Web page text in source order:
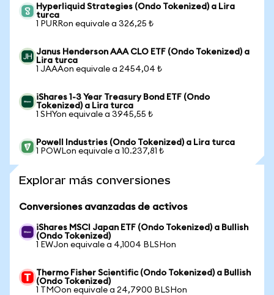
Hyperliquid Strategies (Ondo Tokenized) a Lira
turca
1 PURRon equivale a 326,25 ₺
Janus Henderson AAA CLO ETF (Ondo Tokenized) a
Lira turca
1 JAAAon equivale a 2454,04 ₺
iShares 1-3 Year Treasury Bond ETF (Ondo
Tokenized) a Lira turca
1 SHYon equivale a 3945,55 ₺
Powell Industries (Ondo Tokenized) a Lira turca
1 POWLon equivale a 10.237,81 ₺
Explorar más conversiones
Conversiones avanzadas de activos
iShares MSCI Japan ETF (Ondo Tokenized) a Bullish
(Ondo Tokenized)
1 EWJon equivale a 4,1004 BLSHon
Thermo Fisher Scientific (Ondo Tokenized) a Bullish
(Ondo Tokenized)
1 TMOon equivale a 24,7900 BLSHon